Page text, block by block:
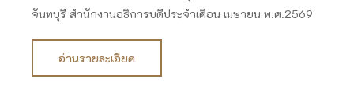
จันทบุรี สำนักงานอธิการบดีประจำเดือน เมษายน พ.ศ.2569
อ่านรายละเอียด